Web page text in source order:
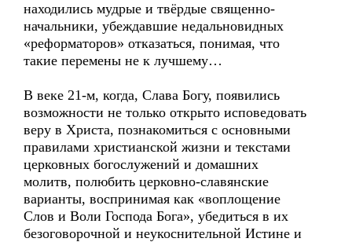
находились мудрые и твёрдые священно-
начальники, убеждавшие недальновидных
«реформаторов» отказаться, понимая, что
такие перемены не к лучшему…
В веке 21-м, когда, Слава Богу, появились
возможности не только открыто исповедовать
веру в Христа, познакомиться с основными
правилами христианской жизни и текстами
церковных богослужений и домашних
молитв, полюбить церковно-славянские
варианты, воспринимая как «воплощение
Слов и Воли Господа Бога», убедиться в их
безоговорочной и неукоснительной Истине и